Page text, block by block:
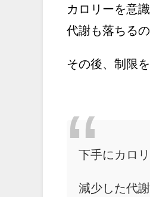
カロリーを意
代謝も落ちる
その後、制限
下手にカロ
減少した代